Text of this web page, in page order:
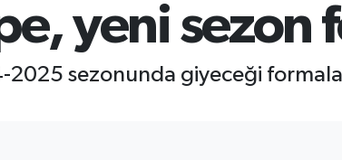
yeni sezon
sezonunda giyeceği